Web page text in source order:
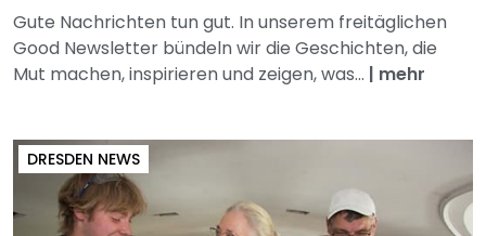
Gute Nachrichten tun gut. In unserem freitäglichen
Good Newsletter bündeln wir die Geschichten, die
Mut machen, inspirieren und zeigen, was... | mehr
DRESDEN NEWS